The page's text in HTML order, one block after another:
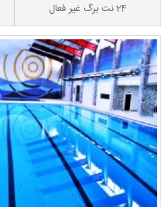
24 نت برگ غیر فعال